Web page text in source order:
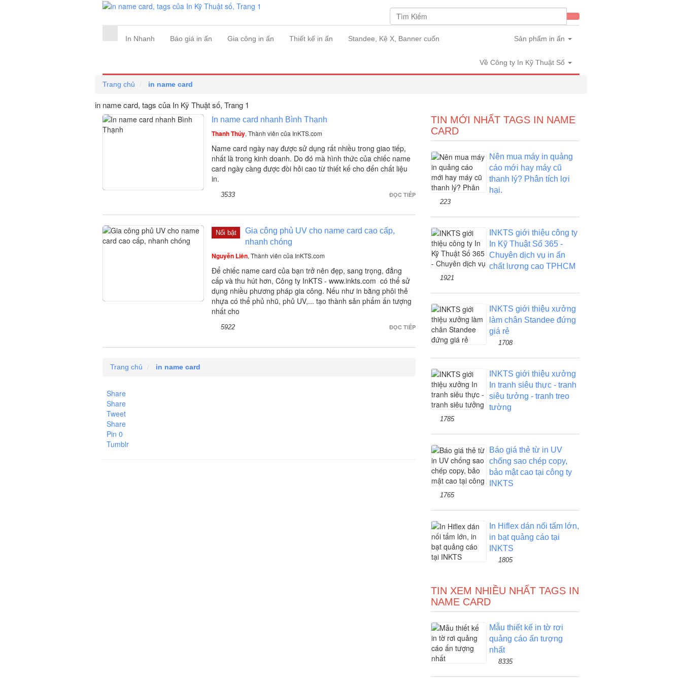
In Nhanh Báo giá in ấn Gia công in ấn Thiết kế in ấn Standee, Kệ X, Banner cuốn Sản phẩm in ấn
Về Công ty In Kỹ Thuật Số
Trang chủ in name card
in name card, tags của In Kỹ Thuật số, Trang 1
In name card nhanh Bình Thạnh
Thanh Thúy, Thành viên của InKTS.com
Name card ngày nay được sử dụng rất nhiều trong giao tiếp,
nhất là trong kinh doanh. Do đó mà hình thức của chiếc name
card ngày càng được đòi hỏi cao từ thiết kế cho đến chất liệu
in.
ĐỌC TIẾP
3533
Nổi bật
Gia công phủ UV cho name card cao cấp,
nhanh chóng
Nguyễn Liên, Thành viên của InKTS.com
Để chiếc name card của bạn trở nên đẹp, sang trọng, đẳng
cấp và thu hút hơn, Công ty InKTS - www.inkts.com có thể sử
dụng nhiều phương pháp gia công. Nếu như in bằng phôi thẻ
nhựa có thể phủ nhũ, phủ UV,... tạo thành sản phẩm ấn tượng
nhất cho
ĐỌC TIẾP
5922
Trang chủ in name card
Share
Share
Tweet
Share
Pin 0
Tumblr
TIN MỚI NHẤT TAGS IN NAME
CARD
Nên mua máy in quảng
cáo mới hay máy cũ
thanh lý? Phân tích lợi
hại.
223
INKTS giới thiệu công ty
In Kỹ Thuật Số 365 -
Chuyên dịch vụ in ấn
chất lượng cao TPHCM
1921
INKTS giới thiệu xưởng
làm chân Standee đứng
giá rẻ
1708
INKTS giới thiệu xưởng
In tranh siêu thực - tranh
siêu tưởng - tranh treo
tường
1785
Báo giá thẻ từ in UV
chống sao chép copy,
bảo mật cao tại công ty
INKTS
1765
In Hiflex dán nối tấm lớn,
in bạt quảng cáo tại
INKTS
1805
TIN XEM NHIỀU NHẤT TAGS IN
NAME CARD
Mẫu thiết kế in tờ rơi
quảng cáo ấn tượng
nhất
8335